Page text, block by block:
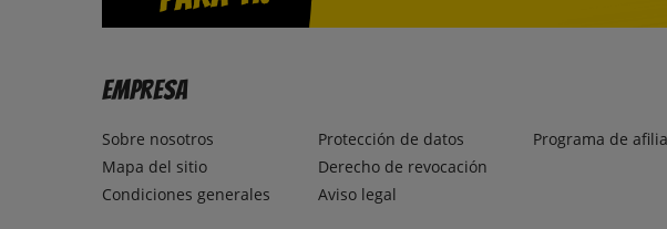
Empresa
Sobre nosotros
Mapa del sitio
Condiciones generales
Protección de datos
Derecho de revocación
Aviso legal
Programa de